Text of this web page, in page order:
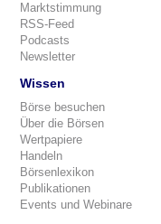
Marktstimmung
RSS-Feed
Podcasts
Newsletter
Wissen
Börse besuchen
Über die Börsen
Wertpapiere
Handeln
Börsenlexikon
Publikationen
Events und Webinare